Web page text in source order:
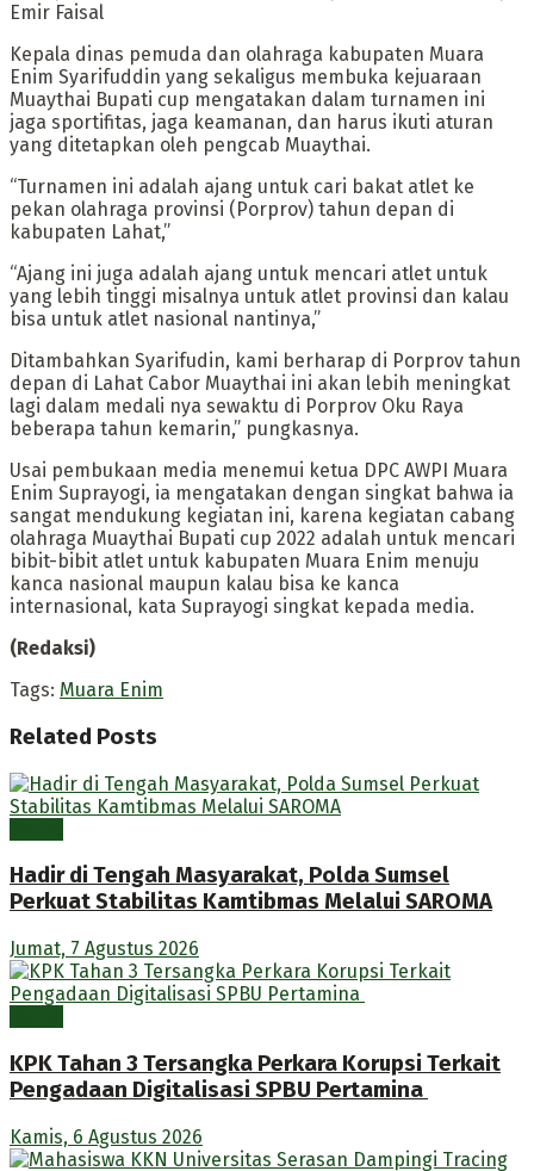
Emir Faisal
Kepala dinas pemuda dan olahraga kabupaten Muara
Enim Syarifuddin yang sekaligus membuka kejuaraan
Muaythai Bupati cup mengatakan dalam turnamen ini
jaga sportifitas, jaga keamanan, dan harus ikuti aturan
yang ditetapkan oleh pengcab Muaythai.
“Turnamen ini adalah ajang untuk cari bakat atlet ke
pekan olahraga provinsi (Porprov) tahun depan di
kabupaten Lahat,”
“Ajang ini juga adalah ajang untuk mencari atlet untuk
yang lebih tinggi misalnya untuk atlet provinsi dan kalau
bisa untuk atlet nasional nantinya,”
Ditambahkan Syarifudin, kami berharap di Porprov tahun
depan di Lahat Cabor Muaythai ini akan lebih meningkat
lagi dalam medali nya sewaktu di Porprov Oku Raya
beberapa tahun kemarin,” pungkasnya.
Usai pembukaan media menemui ketua DPC AWPI Muara
Enim Suprayogi, ia mengatakan dengan singkat bahwa ia
sangat mendukung kegiatan ini, karena kegiatan cabang
olahraga Muaythai Bupati cup 2022 adalah untuk mencari
bibit-bibit atlet untuk kabupaten Muara Enim menuju
kanca nasional maupun kalau bisa ke kanca
internasional, kata Suprayogi singkat kepada media.
(Redaksi)
Tags: Muara Enim
Related Posts
Hadir di Tengah Masyarakat, Polda Sumsel
Perkuat Stabilitas Kamtibmas Melalui SAROMA
Jumat, 7 Agustus 2026
KPK Tahan 3 Tersangka Perkara Korupsi Terkait
Pengadaan Digitalisasi SPBU Pertamina
Kamis, 6 Agustus 2026